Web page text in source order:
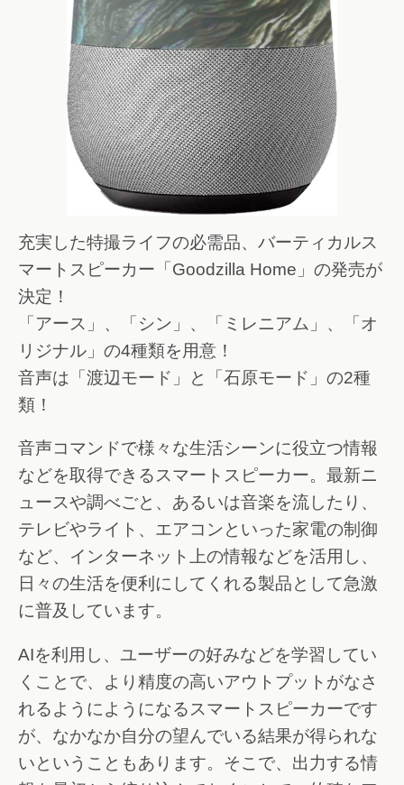
充実した特撮ライフの必需品、バーティカルス
マートスピーカー「Goodzilla Home」の発売が
決定！
「アース」、「シン」、「ミレニアム」、「オ
リジナル」の4種類を用意！
音声は「渡辺モード」と「石原モード」の2種
類！
音声コマンドで様々な生活シーンに役立つ情報
などを取得できるスマートスピーカー。最新ニ
ュースや調べごと、あるいは音楽を流したり、
テレビやライト、エアコンといった家電の制御
など、インターネット上の情報などを活用し、
日々の生活を便利にしてくれる製品として急激
に普及しています。
AIを利用し、ユーザーの好みなどを学習してい
くことで、より精度の高いアウトプットがなさ
れるようにようになるスマートスピーカーです
が、なかなか自分の望んでいる結果が得られな
いということもあります。そこで、出力する情